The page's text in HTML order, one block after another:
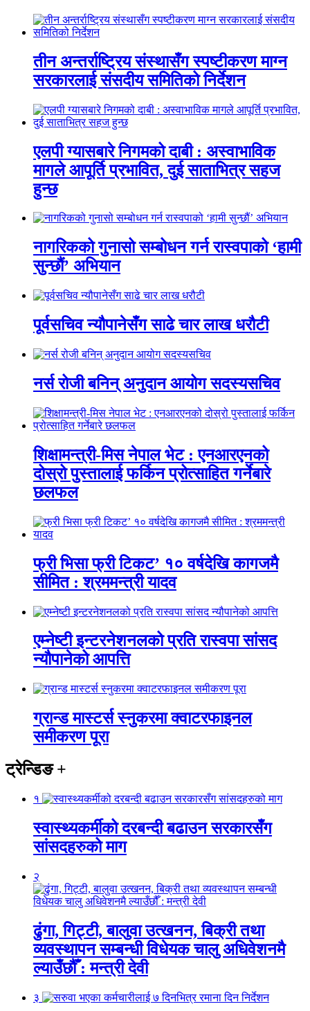
तीन अन्तर्राष्ट्रिय संस्थासँग स्पष्टीकरण माग्न
सरकारलाई संसदीय समितिको निर्देशन
एलपी ग्यासबारे निगमको दाबी : अस्वाभाविक
मागले आपूर्ति प्रभावित, दुई साताभित्र सहज
हुन्छ
नागरिकको गुनासो सम्बोधन गर्न रास्वपाको ‘हामी
सुन्छौं’ अभियान
पूर्वसचिव न्यौपानेसँग साढे चार लाख धरौटी
नर्स रोजी बनिन् अनुदान आयोग सदस्यसचिव
शिक्षामन्त्री-मिस नेपाल भेट : एनआरएनको
दोस्रो पुस्तालाई फर्किन प्रोत्साहित गर्नेबारे
छलफल
फ्री भिसा फ्री टिकट’ १० वर्षदेखि कागजमै
सीमित : श्रममन्त्री यादव
एम्नेष्टी इन्टरनेशनलको प्रति रास्वपा सांसद
न्यौपानेको आपत्ति
ग्रान्ड मास्टर्स स्नुकरमा क्वाटरफाइनल
समीकरण पूरा
ट्रेन्डिङ+
१
स्वास्थ्यकर्मीको दरबन्दी बढाउन सरकारसँग
सांसदहरुको माग
२
ढुंगा, गिट्टी, बालुवा उत्खनन, बिक्री तथा
व्यवस्थापन सम्बन्धी विधेयक चालु अधिवेशनमै
ल्याउँछौँ : मन्त्री देवी
३